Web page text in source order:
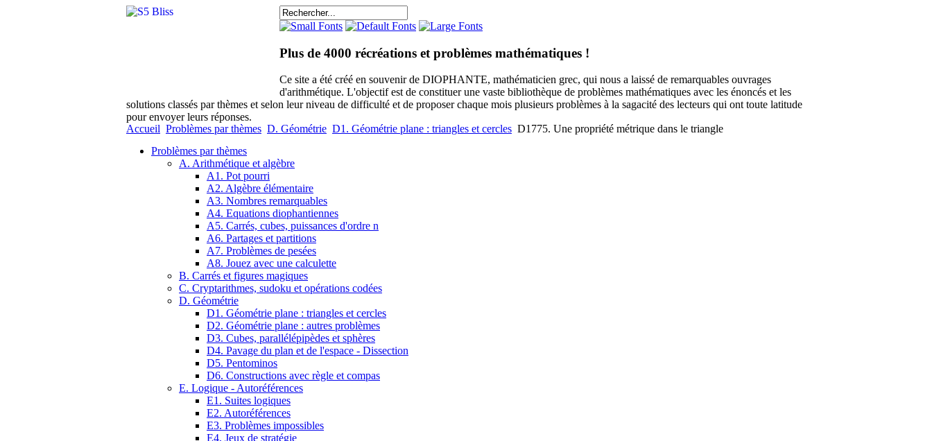
Plus de 4000 récréations et problèmes mathématiques !
Ce site a été créé en souvenir de DIOPHANTE, mathématicien grec, qui nous a laissé de remarquables ouvrages
d'arithmétique. L'objectif est de constituer une vaste bibliothèque de problèmes mathématiques avec les énoncés et les
solutions classés par thèmes et selon leur niveau de difficulté et de proposer chaque mois plusieurs problèmes à la sagacité des lecteurs qui ont toute latitude
pour envoyer leurs réponses.
Accueil Problèmes par thèmes D. Géométrie D1. Géométrie plane : triangles et cercles D1775. Une propriété métrique dans le triangle
Problèmes par thèmes
A. Arithmétique et algèbre
A1. Pot pourri
A2. Algèbre élémentaire
A3. Nombres remarquables
A4. Equations diophantiennes
A5. Carrés, cubes, puissances d'ordre n
A6. Partages et partitions
A7. Problèmes de pesées
A8. Jouez avec une calculette
B. Carrés et figures magiques
C. Cryptarithmes, sudoku et opérations codées
D. Géométrie
D1. Géométrie plane : triangles et cercles
D2. Géométrie plane : autres problèmes
D3. Cubes, parallélépipèdes et sphères
D4. Pavage du plan et de l'espace - Dissection
D5. Pentominos
D6. Constructions avec règle et compas
E. Logique - Autoréférences
E1. Suites logiques
E2. Autoréférences
E3. Problèmes impossibles
E4. Jeux de stratégie